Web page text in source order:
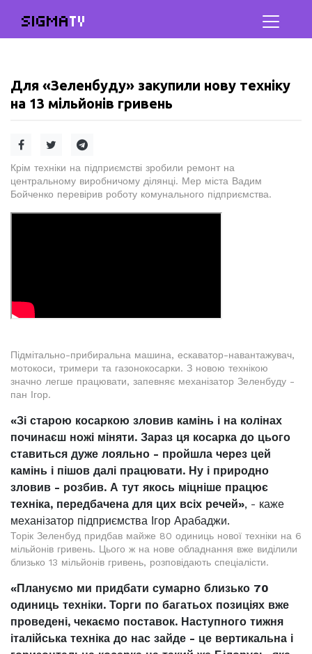
SIGMATV
Для «Зеленбуду» закупили нову техніку
на 13 мільйонів гривень
Крім техніки на підприємстві зробили ремонт на
центральному виробничому ділянці. Мер міста Вадим
Бойченко перевірив роботу комунального підприємства.
Підмітально-прибиральна машина, ескаватор-навантажувач,
мотокоси, тримери та газонокосарки. З новою технікою
значно легше працювати, запевняє механізатор Зеленбуду -
пан Ігор.
«Зі старою косаркою зловив камінь і на колінах
починаєш ножі міняти. Зараз ця косарка до цього
ставиться дуже лояльно - пройшла через цей
камінь і пішов далі працювати. Ну і природно
зловив - розбив. А тут якось міцніше працює
техніка, передбачена для цих всіх речей», - каже
механізатор підприємства Ігор Арабаджи.
Торік Зеленбуд придбав майже 80 одиниць нової техніки на 6
мільйонів гривень. Цього ж на нове обладнання вже виділили
близько 13 мільйонів гривень, розповідають спеціалісти.
«Плануємо ми придбати сумарно близько 70
одиниць техніки. Торги по багатьох позиціях вже
проведені, чекаємо поставок. Наступного тижня
італійська техніка до нас зайде - це вертикальна і